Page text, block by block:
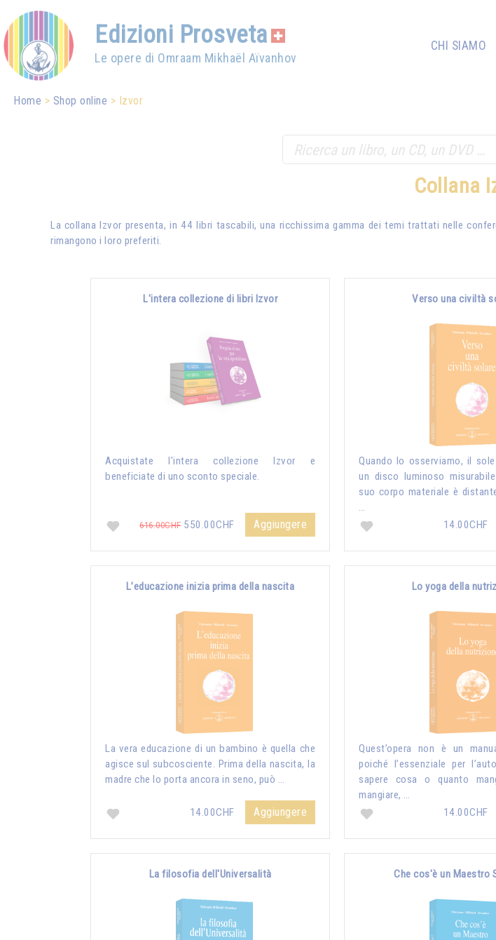
Edizioni Prosveta
Le opere di Omraam Mikhaël Aïvanhov
CHI SIAMO
Home Shop online Izvor
Collana
La collana Izvor presenta, in 44 libri tascabili, una ricchissima gamma dei temi trattati nelle
rimangono i loro preferiti.
L'intera collezione di libri Izvor
Acquistate l'intera collezione Izvor e
beneficiate di uno sconto speciale.
616.00CHF550.00CHF Aggiungere
Verso una civiltà
Quando lo osserviamo, il
un disco luminoso
suo corpo materiale è
…
14.00CHF
L’educazione inizia prima della nascita
La vera educazione di un bambino è quella che
agisce sul subcosciente. Prima della nascita, la
madre che lo porta ancora in seno, può …
14.00CHF Aggiungere
Lo yoga della
Quest’opera non è un
poiché l’essenziale per
sapere cosa o quanto
mangiare, …
14.00CHF
La filosofia dell'Universalità Che cos'è un Maestro